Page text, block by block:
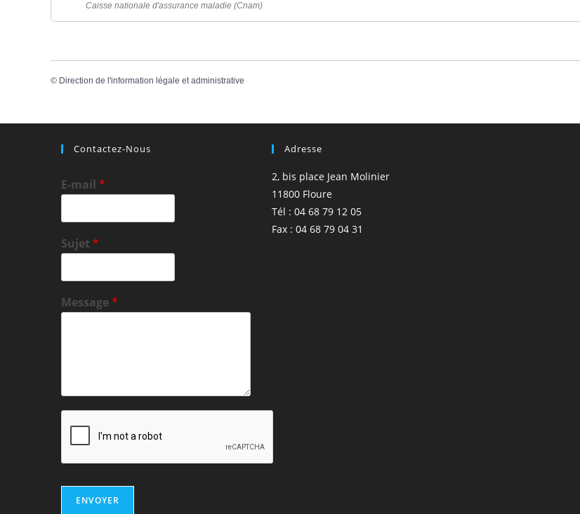
Caisse nationale d'assurance maladie (Cnam)
© Direction de l'information légale et administrative
Contactez-Nous
E-mail *
Sujet *
Message*
ENVOYER
Adresse
2, bis place Jean Molinier
11800 Floure
Tél : 04 68 79 12 05
Fax : 04 68 79 04 31